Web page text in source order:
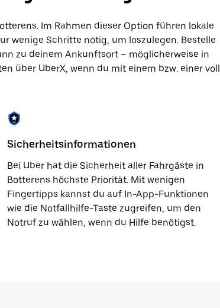
Im Rahmen dieser Option führen lokale
wenige Schritte nötig, um loszulegen. Bestelle
zu deinem Ankunftsort – möglicherweise in
über UberX, wenn du mit einem bzw. einer voll
Sicherheitsinformationen
Bei Uber hat die Sicherheit aller Fahrgäste in
Botterens höchste Priorität. Mit wenigen
Fingertipps kannst du auf In-App-Funktionen
wie die Notfallhilfe-Taste zugreifen, um den
Notruf zu wählen, wenn du Hilfe benötigst.